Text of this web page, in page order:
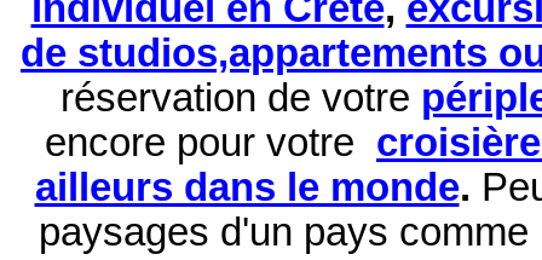
de studios,appartements
réservation de votre
encore pour votre
ailleurs dans le monde.
paysages d'un pays